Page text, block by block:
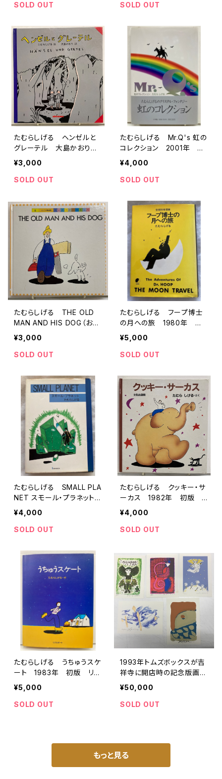
SOLD OUT
SOLD OUT
たむらしげる ヘンゼルと
グレーテル 大島かおり
訳 1989年 初版 ミキ
ハウス
¥3,000
SOLD OUT
たむらしげる Mr.Q's 虹の
コレクション 2001年 初
版 帯 小学館
¥4,000
SOLD OUT
たむらしげる THE OLD
MAN AND HIS DOG（おじ
いさんと いぬ） HAPPY T
ALK８ 1980年 初版 ア
スク
¥3,000
SOLD OUT
たむらしげる フープ博士
の月への旅 1980年 青
林堂刊
¥5,000
SOLD OUT
たむらしげる SMALL PLA
NET スモール・プラネット
1985年初版の1989年３
刷 青林堂
¥4,000
SOLD OUT
たむらしげる クッキー・サ
ーカス 1982年 初版
文化出版局
¥4,000
SOLD OUT
たむらしげる うちゅうスケ
ート 1983年 初版 リブ
ロポート
¥5,000
SOLD OUT
1993年トムズボックスが吉
祥寺に開店時の記念版画セ
ット！
¥50,000
SOLD OUT
もっと見る